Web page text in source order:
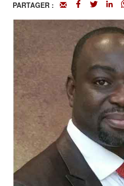
PARTAGER :